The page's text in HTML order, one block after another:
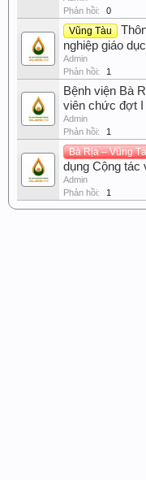
Phản hồi:
0
Vũng Tàu
nghiệp giáo
Admin
Phản hồi:
1
Bệnh viện Bà
viên chức đợt I
Admin
Phản hồi:
1
Bà Rịa – Vũng
dụng Cộng tác
Admin
Phản hồi:
1